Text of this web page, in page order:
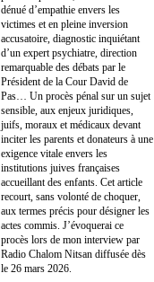
dénué d’empathie envers les
victimes et en pleine inversion
accusatoire, diagnostic inquiétant
d’un expert psychiatre, direction
remarquable des débats par le
Président de la Cour David de
Pas… Un procès pénal sur un sujet
sensible, aux enjeux juridiques,
juifs, moraux et médicaux devant
inciter les parents et donateurs à une
exigence vitale envers les
institutions juives françaises
accueillant des enfants. Cet article
recourt, sans volonté de choquer,
aux termes précis pour désigner les
actes commis. J’évoquerai ce
procès lors de mon interview par
Radio Chalom Nitsan diffusée dès
le 26 mars 2026.